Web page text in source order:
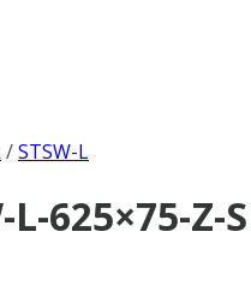
/STSW-L
625×75-Z-